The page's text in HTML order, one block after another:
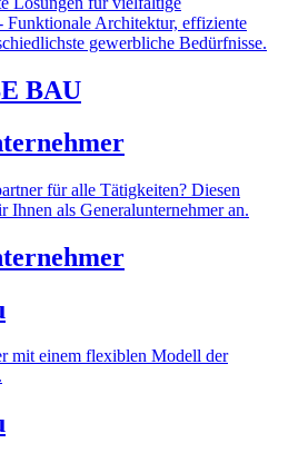
Funktionale Architektur, effiziente
gewerbliche Bedürfnisse.
BAU
für alle Tätigkeiten? Diesen
Ihnen als Generalunternehmer an.
mit einem flexiblen Modell der